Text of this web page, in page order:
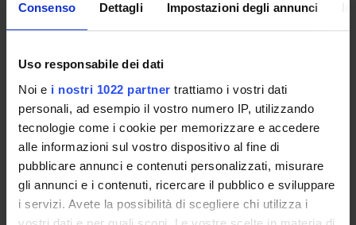
Consenso Dettagli Impostazioni degli annunci
Uso responsabile dei dati
Noi e i nostri 1022 partner trattiamo i vostri dati
personali, ad esempio il vostro numero IP, utilizzando
tecnologie come i cookie per memorizzare e accedere
alle informazioni sul vostro dispositivo al fine di
pubblicare annunci e contenuti personalizzati, misurare
gli annunci e i contenuti, ricercare il pubblico e sviluppare
i servizi. Avete la possibilità di scegliere chi utilizza i
DOTTORATI, MASTER E FORMAZIONE SUPERIORE
Contatti
Persone
Luoghi